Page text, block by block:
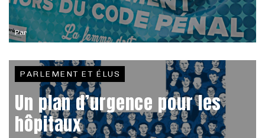
Par
PARLEMENT ET ÉLUS
Un plan d’urgence pour les
hôpitaux